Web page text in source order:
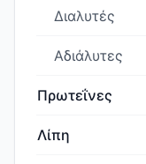
Διαλυτές
Αδιάλυτες
Πρωτεΐνες
Λίπη